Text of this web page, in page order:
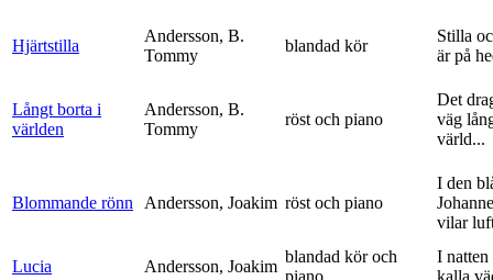
Hjärtstilla
Andersson, B.
Tommy
blandad kör
Stilla
är på
Långt borta i
världen
Andersson, B.
Tommy
röst och piano
Det
väg
värld...
Blommande rönn Andersson, Joakim röst och piano
I den
vilar
Lucia Andersson, Joakim
blandad kör och
piano
I natten
kalla